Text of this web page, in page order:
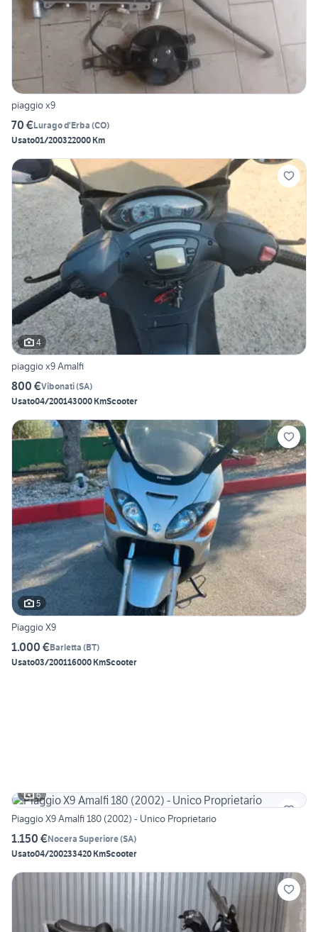
piaggio x9
70 €Lurago d'Erba (CO)
Usato01/200322000 Km
4
piaggio x9 Amalfi
800 €Vibonati(SA)
Usato04/200143000 KmScooter
5
Piaggio X9
1.000 €Barletta (BT)
Usato03/200116000 KmScooter
6
Piaggio X9 Amalfi 180 (2002) - Unico Proprietario
1.150 €Nocera Superiore(SA)
Usato04/200233420 KmScooter